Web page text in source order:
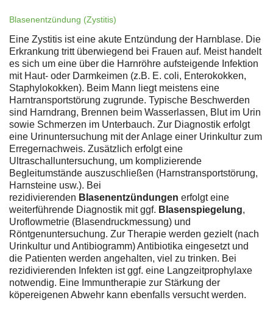
Blasenentzündung (Zystitis)
Eine Zystitis ist eine akute Entzündung der Harnblase. Die
Erkrankung tritt überwiegend bei Frauen auf. Meist handelt
es sich um eine über die Harnröhre aufsteigende Infektion
mit Haut- oder Darmkeimen (z.B. E. coli, Enterokokken,
Staphylokokken). Beim Mann liegt meistens eine
Harntransportstörung zugrunde. Typische Beschwerden
sind Harndrang, Brennen beim Wasserlassen, Blut im Urin
sowie Schmerzen im Unterbauch. Zur Diagnostik erfolgt
eine Urinuntersuchung mit der Anlage einer Urinkultur zum
Erregernachweis. Zusätzlich erfolgt eine
Ultraschalluntersuchung, um komplizierende
Begleitumstände auszuschließen (Harnstransportstörung,
Harnsteine usw.). Bei
rezidivierenden Blasenentzündungen erfolgt eine
weiterführende Diagnostik mit ggf. Blasenspiegelung,
Uroflowmetrie (Blasendruckmessung) und
Röntgenuntersuchung. Zur Therapie werden gezielt (nach
Urinkultur und Antibiogramm) Antibiotika eingesetzt und
die Patienten werden angehalten, viel zu trinken. Bei
rezidivierenden Infekten ist ggf. eine Langzeitprophylaxe
notwendig. Eine Immuntherapie zur Stärkung der
köpereigenen Abwehr kann ebenfalls versucht werden.